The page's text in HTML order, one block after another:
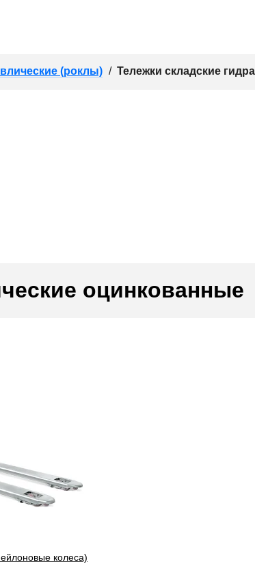
(роклы) / Тележки складские
оцинкованные
колеса)